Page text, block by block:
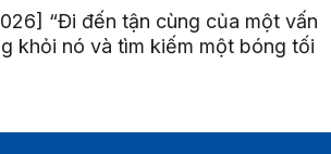
“Đi đến tận cùng của một vấn
khỏi nó và tìm kiếm một bóng tối